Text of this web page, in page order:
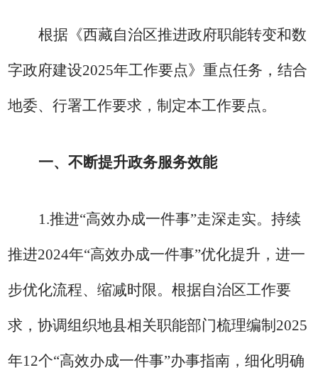
根据《西藏自治区推进政府职能转变和数
字政府建设2025年工作要点》重点任务，结合
地委、行署工作要求，制定本工作要点。
一、不断提升政务服务效能
1.推进“高效办成一件事”走深走实。持续
推进2024年“高效办成一件事”优化提升，进一
步优化流程、缩减时限。根据自治区工作要
求，协调组织地县相关职能部门梳理编制 2025
年12个“高效办成一件事”办事指南，细化明确